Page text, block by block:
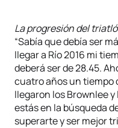
La progresión del
“Sabía que debía ser
llegar a Río 2016 mi
deberá ser de 28.45.
cuatro años un tiempo
llegaron los Brownlee
estás en la búsqueda
superarte y ser mejor